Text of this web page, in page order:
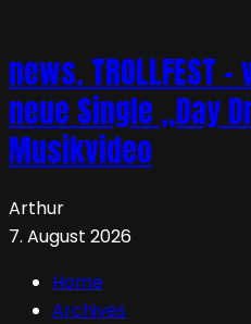
news. TROLLFEST
neue Single „Day
Musikvideo
Arthur
7. August 2026
Home
Archives